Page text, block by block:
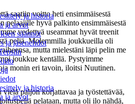
ja historia
ja arvot
säännöt
ja jäsenehdot
ja historia
ja arvot
saatiin voitto heti ensimmäisestä
pelaajille hyvä palkinto ensimmäisestä
vedettyä useammat hyvät treenit
peliä. Molemmilla joukkueilla oli
mutta mielestäni läpi pelin me
joukkue kentällä. Pystyimme
monin eri tavoin, iloitsi Nuutinen.
vielä paljon korjattavaa ja työstettävää,
pelataan, mutta oli ilo nähdä,